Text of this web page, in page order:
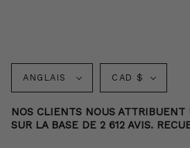
Langue
ANGLAIS Monnaie
CAD $
NOS CLIENTS NOUS
SUR LA BASE DE 2 612 AVIS.